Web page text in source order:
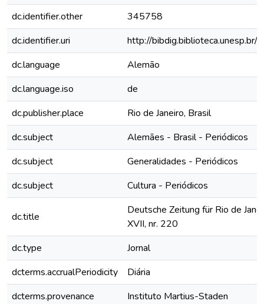
dc.identifier.other
345758
dc.identifier.uri
http://
dc.language
Alemão
dc.language.iso
de
dc.publisher.place
Rio de Janeiro, Brasil
dc.subject
Alemães - Brasil - Periódicos
dc.subject
Generalidades - Periódicos
dc.subject
Cultura - Periódicos
dc.title
Deutsche Zeitung für Rio de
XVII, nr. 220
dc.type
Jornal
dcterms.accrualPeriodicity
Diária
dcterms.provenance
Instituto Martius-Staden